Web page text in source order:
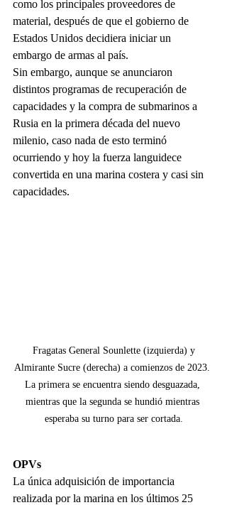
como los principales proveedores de
material, después de que el gobierno de
Estados Unidos decidiera iniciar un
embargo de armas al país.
Sin embargo, aunque se anunciaron
distintos programas de recuperación de
capacidades y la compra de submarinos a
Rusia en la primera década del nuevo
milenio, caso nada de esto terminó
ocurriendo y hoy la fuerza languidece
convertida en una marina costera y casi sin
capacidades.
Almirante Sucre (derecha) a comienzos de 2023.
La primera se encuentra siendo desguazada,
mientras que la segunda se hundió mientras
esperaba su turno para ser cortada.
OPVs
La única adquisición de importancia
realizada por la marina en los últimos 25